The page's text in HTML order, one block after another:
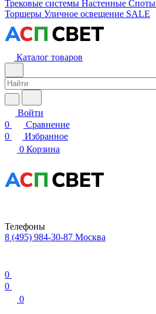
Трековые системы Настенные Споты
Торшеры Уличное освещение SALE
Каталог товаров
Войти
0
Сравнение
0
Избранное
0 Корзина
Телефоны
8 (495) 984-30-87 Москва
0
0
0